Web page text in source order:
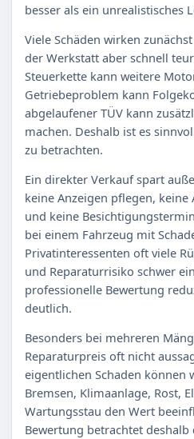
besser als ein unrealistisches
Viele Schäden wirken
der Werkstatt aber schnell
Steuerkette kann weitere
Getriebeproblem kann
abgelaufener TÜV kann
machen. Deshalb ist es
zu betrachten.
Ein direkter Verkauf spart
keine Anzeigen pflegen,
und keine
bei einem Fahrzeug mit
Privatinteressenten oft viele
und Reparaturrisiko schwer
professionelle Bewertung
deutlich.
Besonders bei mehreren
Reparaturpreis oft nicht
eigentlichen Schaden können
Bremsen, Klimaanlage, Rost,
Wartungsstau den Wert
Bewertung betrachtet deshalb